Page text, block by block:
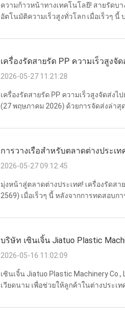
ความก้าวหน้าทางเทคโนโลยี! สายรัดบ
อัตโนมัติความเร็วสูงทั่วโลก เมื่อเร็วๆ
นวัตกรรม...
เครื่องรัดสายรัด PP ความเร็วสูง
ต่างประเทศ (27 พฤษภาคม 2026)
2026-05-27 11:21:28
เครื่องรัดสายรัด PP ความเร็วสูงจัดส่ง
(27 พฤษภาคม 2026) ด้วยการจัดส่งล่า
สากล ความสำเ...
การวางเรือสําหรับตลาดต่างประเ
สําเร็จ (24 พฤษภาคม 2026)
2026-05-27 09:12:45
มุ่งหน้าสู่ตลาดต่างประเทศ! เครื่องรัดส
2569) เมื่อเร็วๆ นี้ หลังจากการทดสอบ
ลงตู้คอนเทนเ...
บริษัท เซินเจิ้น Jiatuo Plastic
PET 3straps ไปยังเวียดนาม เพื่อ
2026-05-16 11:02:09
เซินเจิ้น Jiatuo Plastic Machinery
เวียดนาม เพื่อช่วยให้ลูกค้าในต่างประ
ประสิทธิภาพสูงไป...